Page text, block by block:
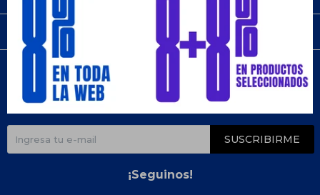
¡Suscribite y recibí todas nuestras novedades!
SUSCRIBIRME
¡Seguinos!